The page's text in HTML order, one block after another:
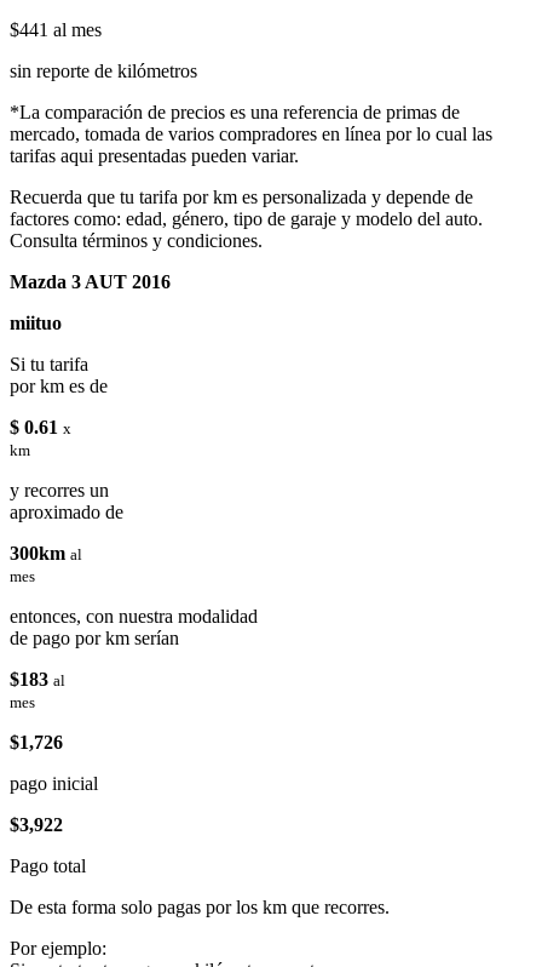
$441 al mes
sin reporte de kilómetros
*La comparación de precios es una referencia de primas de
mercado, tomada de varios compradores en línea por lo cual las
tarifas aqui presentadas pueden variar.
Recuerda que tu tarifa por km es personalizada y depende de
factores como: edad, género, tipo de garaje y modelo del auto.
Consulta términos y condiciones.
Mazda 3 AUT 2016
miituo
Si tu tarifa
por km es de
$ 0.61 x
km
y recorres un
aproximado de
300km al
mes
entonces, con nuestra modalidad
de pago por km serían
$183 al
mes
$1,726
pago inicial
$3,922
Pago total
De esta forma solo pagas por los km que recorres.
Por ejemplo: